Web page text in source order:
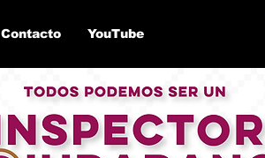
Contacto YouTube